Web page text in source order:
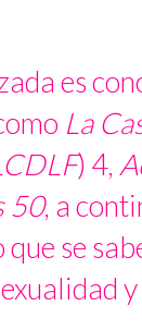
es
La
) 4,
50, a
se